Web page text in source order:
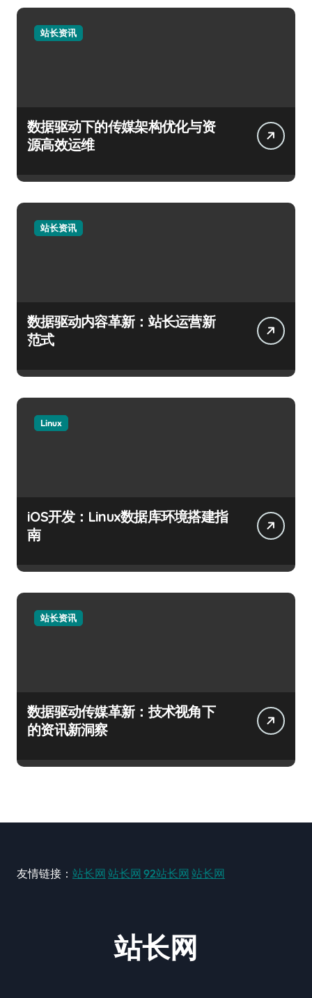
站长资讯
数据驱动下的传媒架构优化与资
源高效运维
站长资讯
数据驱动内容革新：站长运营新
范式
Linux
iOS开发：Linux数据库环境搭建指
南
站长资讯
数据驱动传媒革新：技术视角下
的资讯新洞察
友情链接： 站长网 站长网 92站长网 站长网
站长网